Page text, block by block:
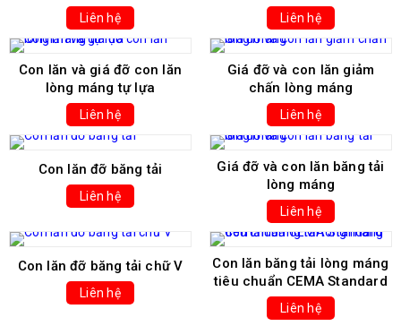
Liên hệ Liên hệ
Con lăn và giá đỡ con lăn
lòng máng tự lựa
Liên hệ
Giá đỡ và con lăn giảm
chấn lòng máng
Liên hệ
Con lăn đỡ băng tải
Liên hệ
Giá đỡ và con lăn băng tải
lòng máng
Liên hệ
Con lăn đỡ băng tải chữ V
Liên hệ
Con lăn băng tải lòng máng
tiêu chuẩn CEMA Standard
Liên hệ